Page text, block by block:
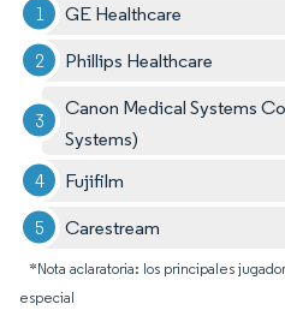
GE Healthcare
Phillips Healthcare
Canon Medical Systems
Systems)
Fujifilm
Carestream
*Nota aclaratoria: los principales
especial